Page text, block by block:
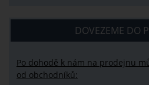
DOVEZEME DO
Po dohodě k nám na prodejnu
od obchodníků: